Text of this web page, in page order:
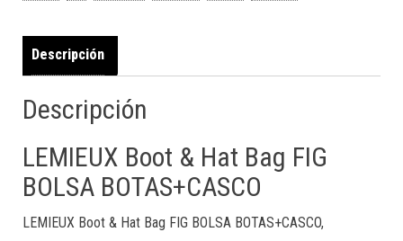
Descripción
Descripción
LEMIEUX Boot & Hat Bag FIG
BOLSA BOTAS+CASCO
LEMIEUX Boot & Hat Bag FIG BOLSA BOTAS+CASCO,